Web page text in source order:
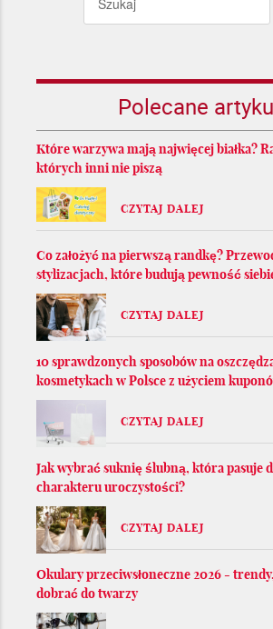
Polecane
Które warzywa mają najwięcej białka?
których inni nie piszą
CZYTAJ DALEJ
Co założyć na pierwszą randkę?
stylizacjach, które budują pewność
CZYTAJ DALEJ
10 sprawdzonych sposobów na
kosmetykach w Polsce z użyciem
CZYTAJ DALEJ
Jak wybrać suknię ślubną, która pasuje
charakteru uroczystości?
CZYTAJ DALEJ
Okulary przeciwsłoneczne 2026 -
dobrać do twarzy